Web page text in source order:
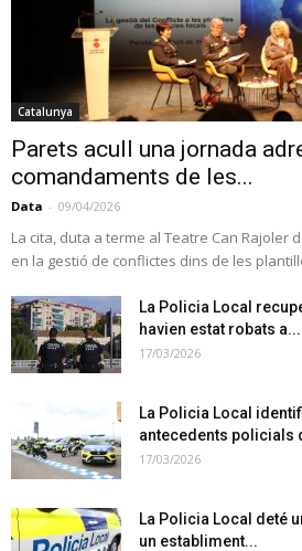
Catalunya
Parets acull una jornada
comandaments de les...
Data - 09/04/2026
La cita, duta a terme al Teatre Can Rajoler
en la gestió de conflictes dins de les
La Policia Local
havien estat robats a...
17/03/2026
La Policia Local
antecedents policials
17/03/2026
La Policia Local deté
un establiment...